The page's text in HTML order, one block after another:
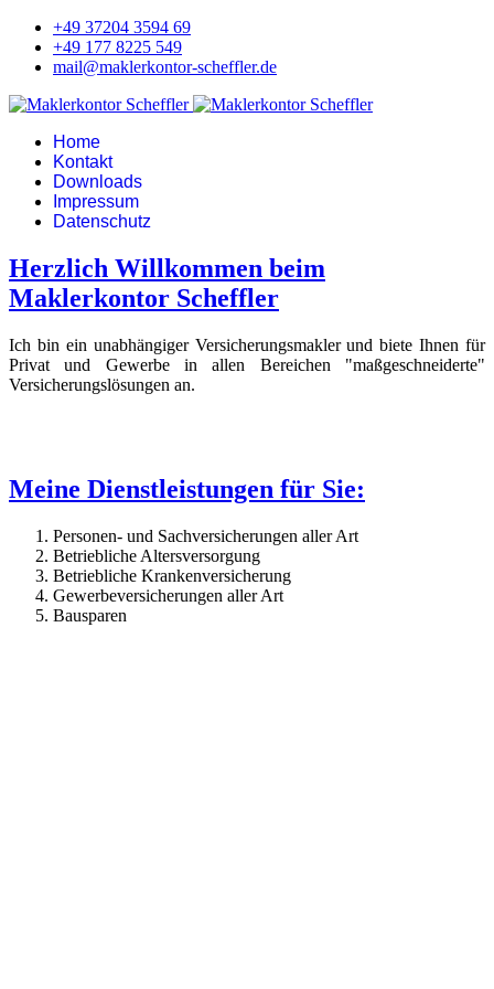
+49 37204 3594 69
+49 177 8225 549
mail@maklerkontor-scheffler.de
Home
Kontakt
Downloads
Impressum
Datenschutz
Herzlich Willkommen beim
Maklerkontor Scheffler
Ich bin ein unabhängiger Versicherungsmakler und biete Ihnen für
Privat und Gewerbe in allen Bereichen "maßgeschneiderte"
Versicherungslösungen an.
Meine Dienstleistungen für Sie:
Personen- und Sachversicherungen aller Art
Betriebliche Altersversorgung
Betriebliche Krankenversicherung
Gewerbeversicherungen aller Art
Bausparen